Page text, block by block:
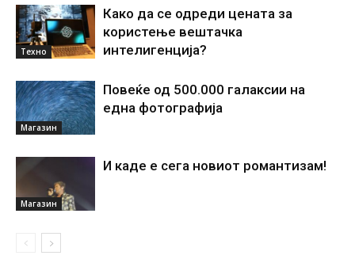
Техно
Како да се одреди цената за
користење вештачка
интелигенциjа?
Магазин
Повеќе од 500.000 галаксии на
една фотографија
Магазин
И каде е сега новиот романтизам!